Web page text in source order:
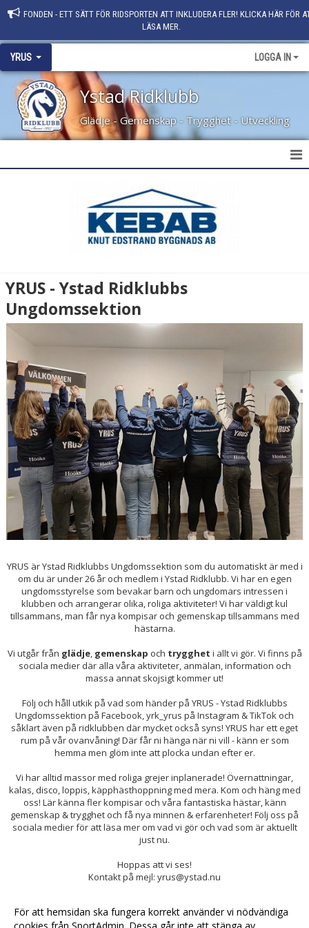
FONDEN - ETT SÄTT FÖR RIDSPORTEN ATT INKLUDERA FLER! KLICKA HÄR FÖR
LÄSA MER.
YRUS LOGGA IN
Ystad Ridklubb
Glädje - Gemenskap - Trygghet - Utveckling
YRUS VÄRDEGRUND
ÅRETS UNGDOMSSEKTION SKÅNE 2023
SPONSORER OCH SAMARBETSPARTNERS
STÖDMEDLEM
KLÄDKOLLEKTION
KALAS YRUS X PINCHOS
KÄPPAHÄSTEN GRAND PRIX
JULSHOW
SCHEMA YRUS AKTIVITETER
MEDLEMSSKÅP
YRUS - Ystad Ridklubbs
Ungdomssektion
YRUS är Ystad Ridklubbs Ungdomssektion som du automatiskt är med i
om du är under 26 år och medlem i Ystad Ridklubb. Vi har en egen
ungdomsstyrelse som bevakar barn och ungdomars intressen i
klubben och arrangerar olika, roliga aktiviteter! Vi har väldigt kul
tillsammans, man får nya kompisar och gemenskap tillsammans med
hästarna.
Vi utgår från glädje, gemenskap och trygghet i allt vi gör. Vi finns på
sociala medier där alla våra aktiviteter, anmälan, information och
massa annat skojsigt kommer ut!
Följ och håll utkik på vad som händer på YRUS - Ystad Ridklubbs
Ungdomssektion på Facebook, yrk_yrus på Instagram & TikTok och
såklart även på ridklubben där mycket också syns! YRUS har ett eget
rum på vår ovanvåning! Där får ni hänga när ni vill - känn er som
hemma men glöm inte att plocka undan efter er.
Vi har alltid massor med roliga grejer inplanerade! Övernattningar,
kalas, disco, loppis, käpphästhoppning med mera. Kom och häng med
oss! Lär känna fler kompisar och våra fantastiska hästar, känn
gemenskap & trygghet och få nya minnen & erfarenheter! Följ oss på
sociala medier för att läsa mer om vad vi gör och vad som är aktuellt
just nu.
Hoppas att vi ses!
Kontakt på mejl: yrus@ystad.nu
För att hemsidan ska fungera korrekt använder vi nödvändiga